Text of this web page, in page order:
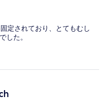
定されており、とてもむし
した。